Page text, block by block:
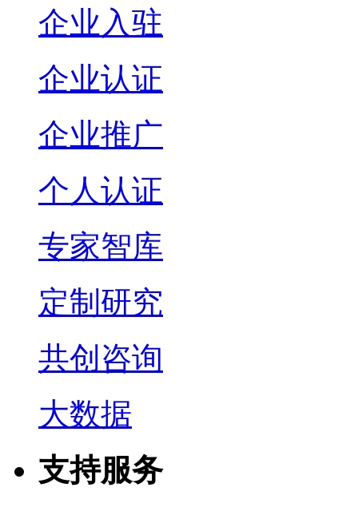
企业入驻
企业认证
企业推广
个人认证
专家智库
定制研究
共创咨询
大数据
支持服务